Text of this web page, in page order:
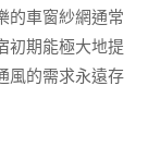
的車窗紗網通常
初期能極大地提
風的需求永遠存